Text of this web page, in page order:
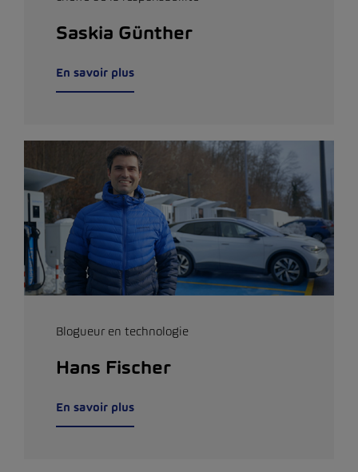
Saskia Günther
En savoir plus
Blogueur en technologie
Hans Fischer
En savoir plus